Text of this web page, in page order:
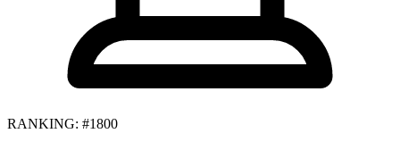
RANKING: #1800